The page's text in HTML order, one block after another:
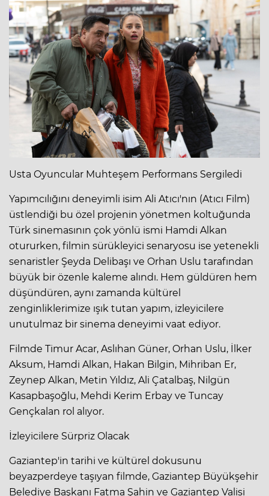
Usta Oyuncular Muhteşem Performans Sergiledi
Yapımcılığını deneyimli isim Ali Atıcı'nın (Atıcı Film)
üstlendiği bu özel projenin yönetmen koltuğunda
Türk sinemasının çok yönlü ismi Hamdi Alkan
otururken, filmin sürükleyici senaryosu ise yetenekli
senaristler Şeyda Delibaşı ve Orhan Uslu tarafından
büyük bir özenle kaleme alındı. Hem güldüren hem
düşündüren, aynı zamanda kültürel
zenginliklerimize ışık tutan yapım, izleyicilere
unutulmaz bir sinema deneyimi vaat ediyor.
Filmde Timur Acar, Aslıhan Güner, Orhan Uslu, İlker
Aksum, Hamdi Alkan, Hakan Bilgin, Mihriban Er,
Zeynep Alkan, Metin Yıldız, Ali Çatalbaş, Nilgün
Kasapbaşoğlu, Mehdi Kerim Erbay ve Tuncay
Gençkalan rol alıyor.
İzleyicilere Sürpriz Olacak
Gaziantep'in tarihi ve kültürel dokusunu
beyazperdeye taşıyan filmde, Gaziantep Büyükşehir
Belediye Başkanı Fatma Şahin ve Gaziantep Valisi